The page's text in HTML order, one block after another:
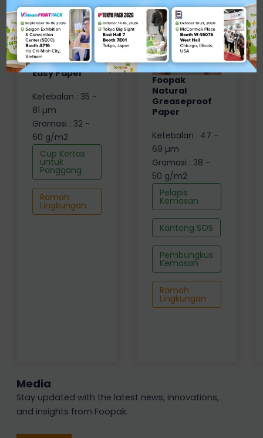
Foopak Slip
Easy Paper
Ketebalan : 35 -
81 µm
Gramasi : 32 -
60 g/m2
Cup Kertas
untuk
Panggang
Ramah
Lingkungan
Foopak
Natural
Greaseproof
Paper
Ketebalan : 47 -
69 µm
Gramasi : 38 -
50 g/m2
Pelapis
Kemasan
Kantong SOS
Pembungkus
Kemasan
Ramah
Lingkungan
Media
Stay updated with the latest news, innovations,
and insights from Foopak.